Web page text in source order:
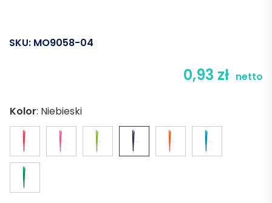
SKU: MO9058-04
0,93 zł netto
Kolor: Niebieski